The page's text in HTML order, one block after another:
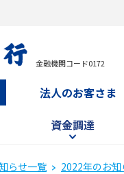
金融機関コード0172
法人のお客さま
資金調達
らせ一覧 2022年のお知